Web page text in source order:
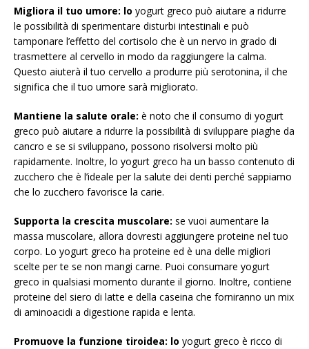
Migliora il tuo umore: lo yogurt greco può aiutare a ridurre
le possibilità di sperimentare disturbi intestinali e può
tamponare l’effetto del cortisolo che è un nervo in grado di
trasmettere al cervello in modo da raggiungere la calma.
Questo aiuterà il tuo cervello a produrre più serotonina, il che
significa che il tuo umore sarà migliorato.
Mantiene la salute orale: è noto che il consumo di yogurt
greco può aiutare a ridurre la possibilità di sviluppare piaghe da
cancro e se si sviluppano, possono risolversi molto più
rapidamente. Inoltre, lo yogurt greco ha un basso contenuto di
zucchero che è l’ideale per la salute dei denti perché sappiamo
che lo zucchero favorisce la carie.
Supporta la crescita muscolare: se vuoi aumentare la
massa muscolare, allora dovresti aggiungere proteine ​​nel tuo
corpo. Lo yogurt greco ha proteine ​​ed è una delle migliori
scelte per te se non mangi carne. Puoi consumare yogurt
greco in qualsiasi momento durante il giorno. Inoltre, contiene
proteine ​​del siero di latte e della caseina che forniranno un mix
di aminoacidi a digestione rapida e lenta.
Promuove la funzione tiroidea: lo yogurt greco è ricco di